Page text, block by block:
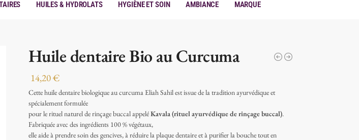
Huiles & hydrolats Hygiène et soin Ambiance Marque
Huile dentaire Bio au Curcuma
14,20€
Cette huile dentaire biologique au curcuma Eliah Sahil est issue de la tradition ayurvédique et
spécialement formulée
pour le rituel naturel de rinçage buccal appeléKavala (rituel ayurvédique de rinçage buccal).
Fabriquée avec des ingrédients 100 % végétaux,
elle aide à prendre soin des gencives, à réduire la plaque dentaire et à purifier la bouche tout en